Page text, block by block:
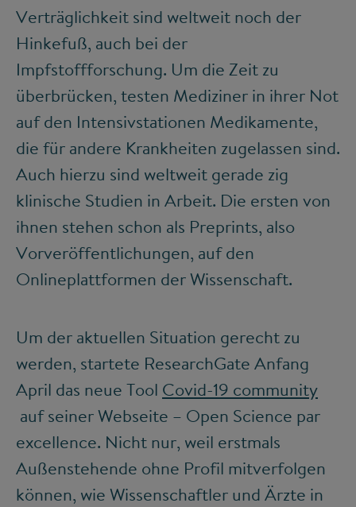
Verträglichkeit sind weltweit noch der
Hinkefuß, auch bei der
Impfstoffforschung. Um die Zeit zu
überbrücken, testen Mediziner in ihrer Not
auf den Intensivstationen Medikamente,
die für andere Krankheiten zugelassen sind.
Auch hierzu sind weltweit gerade zig
klinische Studien in Arbeit. Die ersten von
ihnen stehen schon als Preprints, also
Vorveröffentlichungen, auf den
Onlineplattformen der Wissenschaft.
Um der aktuellen Situation gerecht zu
werden, startete ResearchGate Anfang
April das neue Tool Covid-19 community
auf seiner Webseite – Open Science par
excellence. Nicht nur, weil erstmals
Außenstehende ohne Profil mitverfolgen
können, wie Wissenschaftler und Ärzte in